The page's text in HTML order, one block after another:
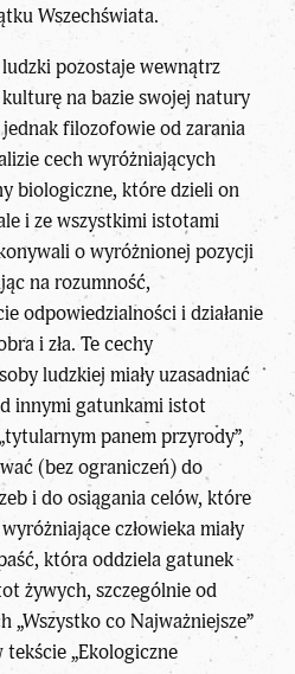
Wszechświata.
pozostaje wewnątrz
na bazie swojej natury
filozofowie od zarania
cech wyróżniających
biologiczne, które dzieli on
i ze wszystkimi istotami
o wyróżnionej pozycji
na rozumność,
odpowiedzialności i działanie
i zła. Te cechy
ludzkiej miały uzasadniać
innymi gatunkami istot
panem przyrody”,
(bez ograniczeń) do
i do osiągania celów, które
człowieka miały
która oddziela gatunek
żywych, szczególnie od
„Wszystko co Najważniejsze”
tekście „Ekologiczne